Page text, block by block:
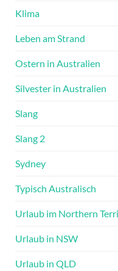
Klima
Leben am Strand
Ostern in Australien
Silvester in Australien
Slang
Slang 2
Sydney
Typisch Australisch
Urlaub im Northern
Urlaub in NSW
Urlaub in QLD